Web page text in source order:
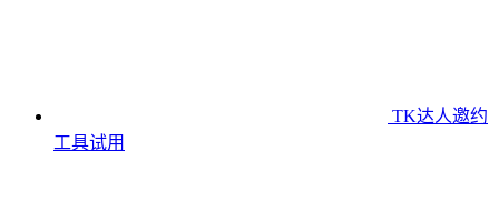
TK达人邀约
工具试用